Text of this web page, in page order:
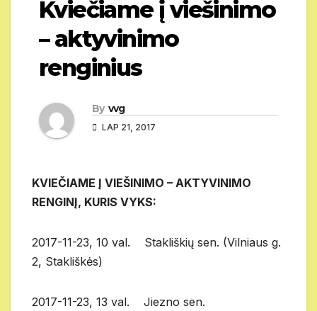
Kviečiame į viešinimo
– aktyvinimo
renginius
By vvg
LAP 21, 2017
KVIEČIAME Į VIEŠINIMO – AKTYVINIMO
RENGINĮ, KURIS VYKS:
2017-11-23, 10 val. Stakliškių sen. (Vilniaus g.
2, Stakliškės)
2017-11-23, 13 val. Jiezno sen.